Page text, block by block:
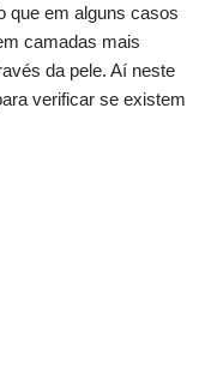
que em alguns casos
camadas mais
da pele. Aí neste
verificar se existem